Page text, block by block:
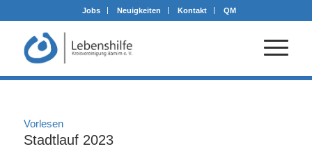
Jobs Neuigkeiten Kontakt QM
Vorlesen
Stadtlauf 2023